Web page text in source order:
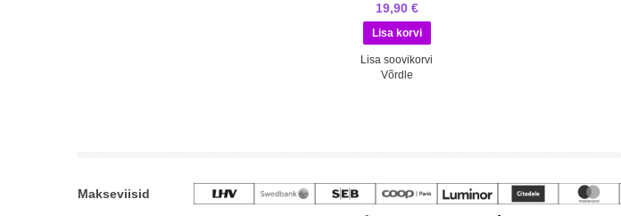
19,90 €
Lisa soovikorvi
Võrdle
Makseviisid